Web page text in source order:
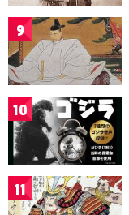
9
10
11